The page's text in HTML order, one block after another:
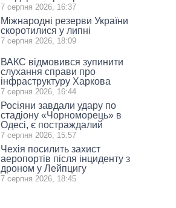
7 серпня 2026, 16:37
Міжнародні резерви України
скоротилися у липні
7 серпня 2026, 18:09
ВАКС відмовився зупинити
слухання справи про
інфраструктуру Харкова
7 серпня 2026, 16:44
Росіяни завдали удару по
стадіону «Чорноморець» в
Одесі, є постраждалий
7 серпня 2026, 15:57
Чехія посилить захист
аеропортів після інциденту з
дроном у Лейпцигу
7 серпня 2026, 18:45